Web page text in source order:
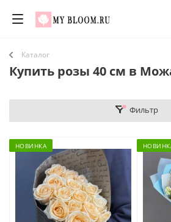
Каталог
Купить розы 40 см в
Фильтр
НОВИНКА